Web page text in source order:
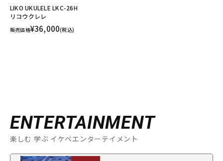
LIKO UKULELE LKC-26H
リコウクレレ
販売価格¥36,000(税込)
ENTERTAINMENT
楽しむ 学ぶ イケベエンターテイメント